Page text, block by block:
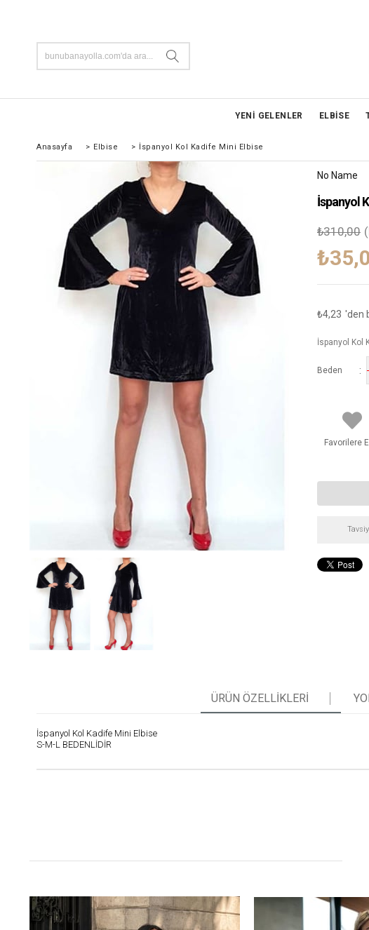
YENİ GELENLER ELBİSE
Anasayfa > Elbise > İspanyol Kol Kadife Mini Elbise
No Name
İspanyol
₺310,00
₺4,23 'den
İspanyol Kol
Beden :
Favorilere
ÜRÜN ÖZELLIKLERI
İspanyol Kol Kadife Mini Elbise
S-M-L BEDENLİDİR